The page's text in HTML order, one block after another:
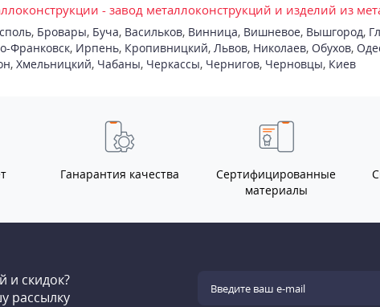
- завод металлоконструкций и изделий из
, Бровары, Буча, Васильков, Винница, Вишневое, Вышгород,
Франковск, Ирпень, Кропивницкий, Львов, Николаев, Обухов,
, Хмельницкий, Чабаны, Черкассы, Чернигов, Черновцы, Киев
Ганарантия качества
Сертифицированные
материалы
и скидок?
рассылку